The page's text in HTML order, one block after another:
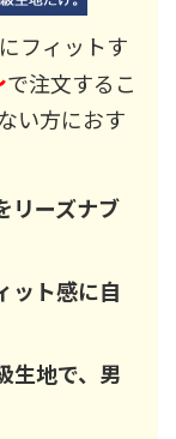
フィットす
で注文するこ
い方におす
リーズナブ
ット感に自
地で、男